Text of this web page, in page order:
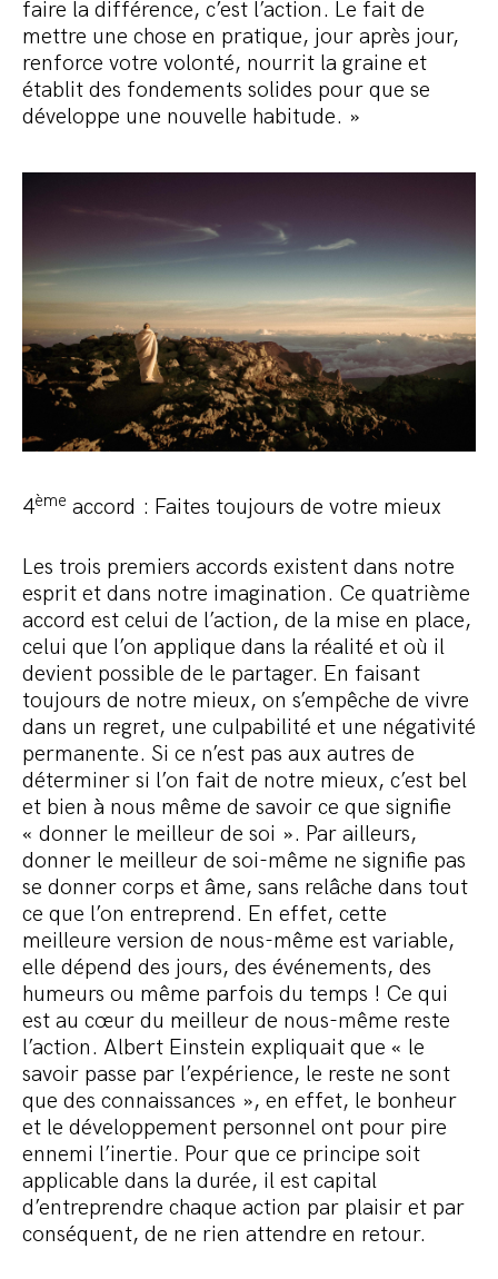
faire la différence, c’est l’action. Le fait de
mettre une chose en pratique, jour après jour,
renforce votre volonté, nourrit la graine et
établit des fondements solides pour que se
développe une nouvelle habitude. »
4ème accord : Faites toujours de votre mieux
Les trois premiers accords existent dans notre
esprit et dans notre imagination. Ce quatrième
accord est celui de l’action, de la mise en place,
celui que l’on applique dans la réalité et où il
devient possible de le partager. En faisant
toujours de notre mieux, on s’empêche de vivre
dans un regret, une culpabilité et une négativité
permanente. Si ce n’est pas aux autres de
déterminer si l’on fait de notre mieux, c’est bel
et bien à nous même de savoir ce que signifie
« donner le meilleur de soi ». Par ailleurs,
donner le meilleur de soi-même ne signifie pas
se donner corps et âme, sans relâche dans tout
ce que l’on entreprend. En effet, cette
meilleure version de nous-même est variable,
elle dépend des jours, des événements, des
humeurs ou même parfois du temps ! Ce qui
est au cœur du meilleur de nous-même reste
l’action. Albert Einstein expliquait que « le
savoir passe par l’expérience, le reste ne sont
que des connaissances », en effet, le bonheur
et le développement personnel ont pour pire
ennemi l’inertie. Pour que ce principe soit
applicable dans la durée, il est capital
d’entreprendre chaque action par plaisir et par
conséquent, de ne rien attendre en retour.